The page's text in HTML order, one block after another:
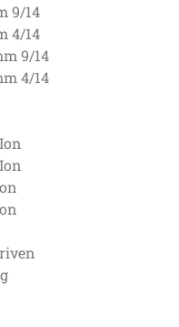
9/14
4/14
9/14
4/14